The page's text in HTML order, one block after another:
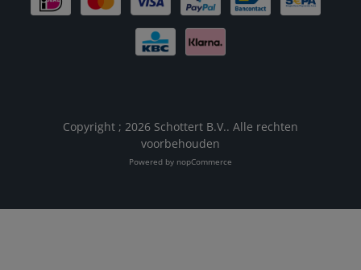
Copyright ; 2026 Schottert B.V.. Alle rechten
voorbehouden
Powered by nopCommerce